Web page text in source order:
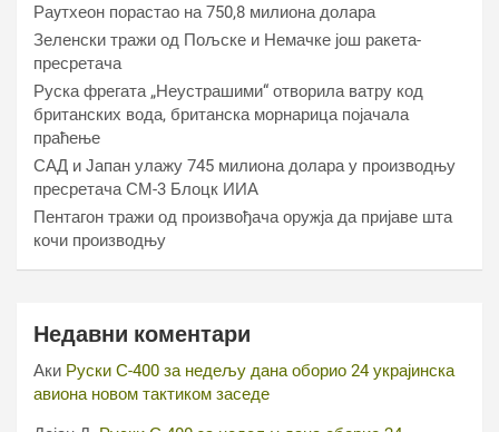
Раyтхеон порастао на 750,8 милиона долара
Зеленски тражи од Пољске и Немачке још ракета-
пресретача
Руска фрегата „Неустрашими“ отворила ватру код
британских вода, британска морнарица појачала
праћење
САД и Јапан улажу 745 милиона долара у производњу
пресретача СМ-3 Блоцк ИИА
Пентагон тражи од произвођача оружја да пријаве шта
кочи производњу
Недавни коментари
Аки Руски С-400 за недељу дана оборио 24 украјинска
авиона новом тактиком заседе